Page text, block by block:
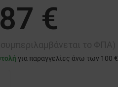
€
για παραγγελίες άνω των 100 €